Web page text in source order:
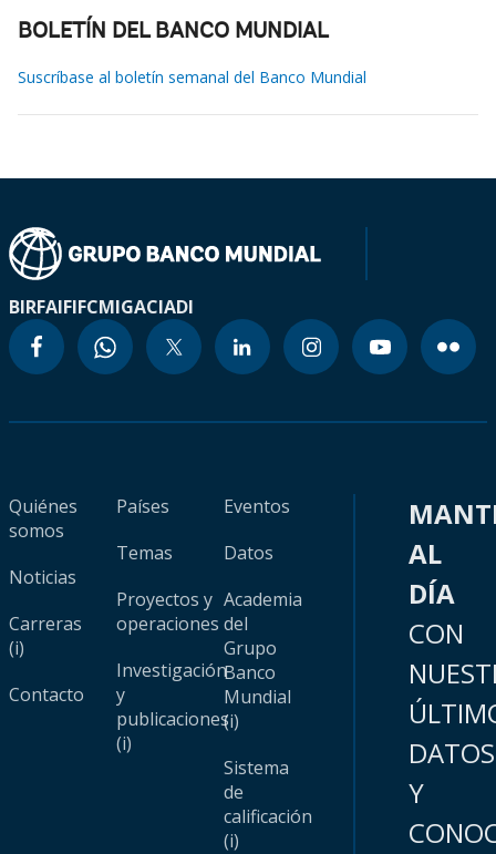
BOLETÍN DEL BANCO MUNDIAL
Suscríbase al boletín semanal del Banco Mundial
BIRFAIFIFCMIGACIADI
Quiénes
somos
Noticias
Carreras
(i)
Contacto
Países
Temas
Proyectos y
operaciones
Investigación
y
publicaciones
(i)
Eventos
Datos
Academia
del
Grupo
Banco
Mundial
(i)
Sistema
de
calificación
(i)
AL
DÍA
CON
DATOS
Y